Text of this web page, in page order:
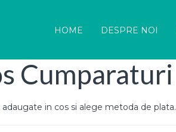
HOME DESPRE NOI
Cumparaturi
in cos si alege metoda de plata.